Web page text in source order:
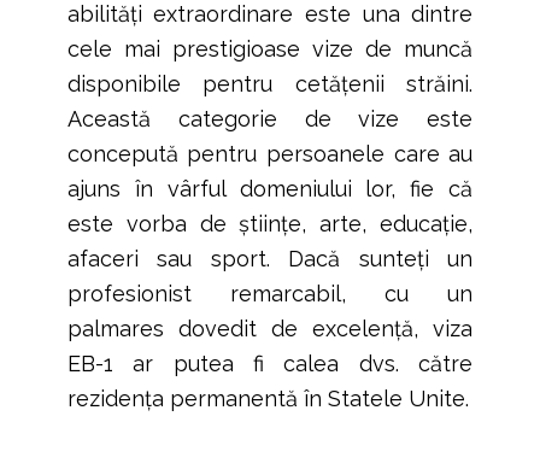
abilități extraordinare este una dintre
cele mai prestigioase vize de muncă
disponibile pentru cetățenii străini.
Această categorie de vize este
concepută pentru persoanele care au
ajuns în vârful domeniului lor, fie că
este vorba de științe, arte, educație,
afaceri sau sport. Dacă sunteți un
profesionist remarcabil, cu un
palmares dovedit de excelență, viza
EB-1 ar putea fi calea dvs. către
rezidența permanentă în Statele Unite.